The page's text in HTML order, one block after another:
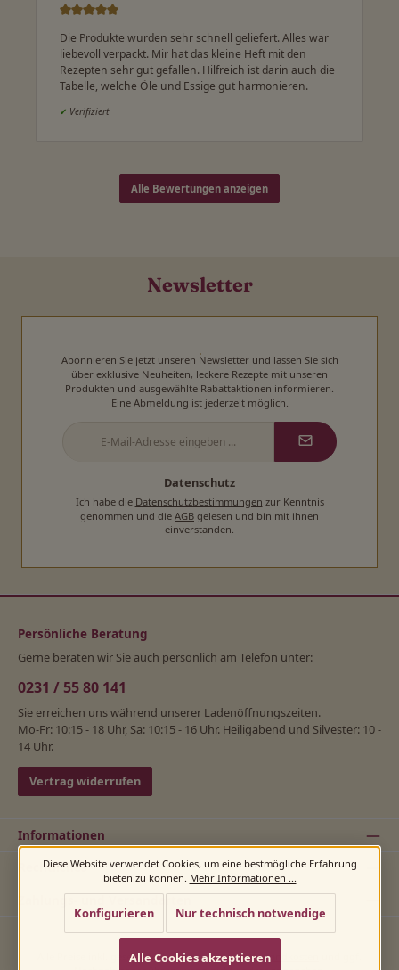
Die Produkte wurden sehr schnell geliefert. Alles war
liebevoll verpackt. Mir hat das kleine Heft mit den
Rezepten sehr gut gefallen. Hilfreich ist darin auch die
Tabelle, welche Öle und Essige gut harmonieren.
✔ Verifiziert
Alle Bewertungen anzeigen
Persönliche Beratung
Gerne beraten wir Sie auch persönlich am Telefon unter:
0231 / 55 80 141
Sie erreichen uns während unserer Ladenöffnungszeiten.
Mo-Fr: 10:15 - 18 Uhr, Sa: 10:15 - 16 Uhr. Heiligabend und Silvester: 10 -
14 Uhr.
Vertrag widerrufen
Informationen
Rechtliches
Newsletter
Abonnieren Sie jetzt unseren Newsletter und lassen Sie sich
über exklusive Neuheiten, leckere Rezepte mit unseren
Produkten und ausgewählte Rabattaktionen informieren.
Eine Abmeldung ist jederzeit möglich.
Datenschutz
Ich habe die Datenschutzbestimmungen zur Kenntnis
genommen und die AGB gelesen und bin mit ihnen
einverstanden.
Alle Preise inkl. gesetzl. Mehrwertsteuer zzgl.Versandkosten
Diese Website verwendet Cookies, um eine bestmögliche Erfahrung
bieten zu können. Mehr Informationen ...
Nur technisch notwendige
Konfigurieren
Alle Cookies akzeptieren